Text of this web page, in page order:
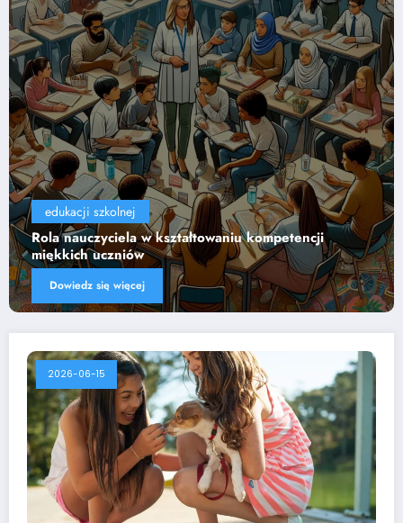
edukacji szkolnej
Wpływ technologii na efektywność
Dowiedz się więcej
2026-06-15